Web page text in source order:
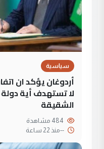
سياسية
أردوغان يؤكد ان
لا تستهدف أية
الشقيقة
--منذ 22 ساعة